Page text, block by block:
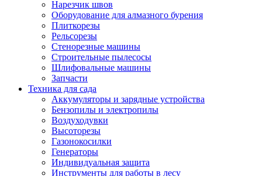
Нарезчик швов
Оборудование для алмазного бурения
Плиткорезы
Рельсорезы
Стенорезные машины
Строительные пылесосы
Шлифовальные машины
Запчасти
Техника для сада
Аккумуляторы и зарядные устройства
Бензопилы и электропилы
Воздуходувки
Высоторезы
Газонокосилки
Генераторы
Индивидуальная защита
Инструменты для работы в лесу